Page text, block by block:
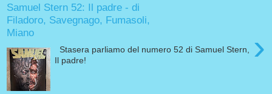
Samuel Stern 52: Il padre - di
Filadoro, Savegnago, Fumasoli,
Miano
›
Stasera parliamo del numero 52 di Samuel Stern,
Il padre!